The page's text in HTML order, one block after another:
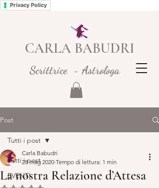
Privacy Policy
CARLA BABUDRI
Scrittrice - Astrologa
Post
Tutti i post
EVENTI
Tutti i post
La nostra Relazione d’Attesa
Carla Babudri
28 mag 2020 Tempo di lettura: 1 min